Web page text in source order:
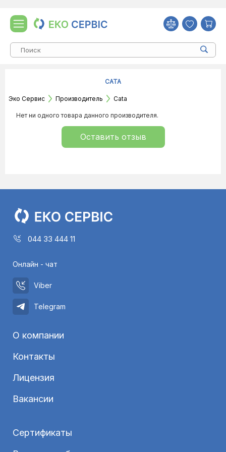
CATA
Эко Сервис Производитель Cata
Нет ни одного товара данного производителя.
Оставить отзыв
044 33 444 11
Онлайн - чат
Viber
Telegram
О компании
Контакты
Лицензия
Вакансии
Сертификаты